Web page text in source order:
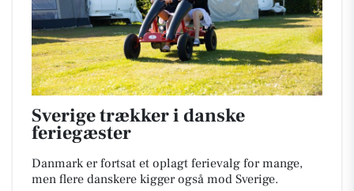
Sverige trækker i danske
feriegæster
Danmark er fortsat et oplagt ferievalg for mange,
men flere danskere kigger også mod Sverige.